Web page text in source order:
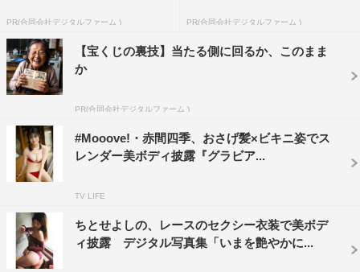
PR(合同会社デジタルファーム ) PR(合同会社デジタルファーム )
【宝くじの裏技】当たる側に回るか、このまま
か
PR(合同会社デジタルファーム )
#Mooove!・赤間四季、おさげ髪×ビキニ姿でス
レンダー美ボディ披露『グラビア...
TV LIFE
ちとせよしの、レースのセクシー衣装で美ボデ
ィ披露 デジタル写真集「いまを艶やかに...